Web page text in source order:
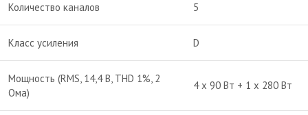
Количество каналов 5
Класс усиления D
Мощность (RMS, 14,4 В, THD 1%, 2
Ома)
4 х 90 Вт + 1 х 280 Вт